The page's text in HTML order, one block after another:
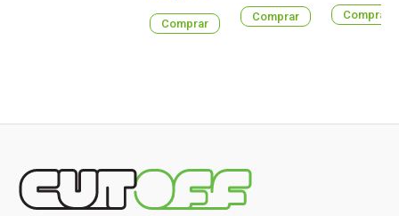
Comprar
Comprar Comprar